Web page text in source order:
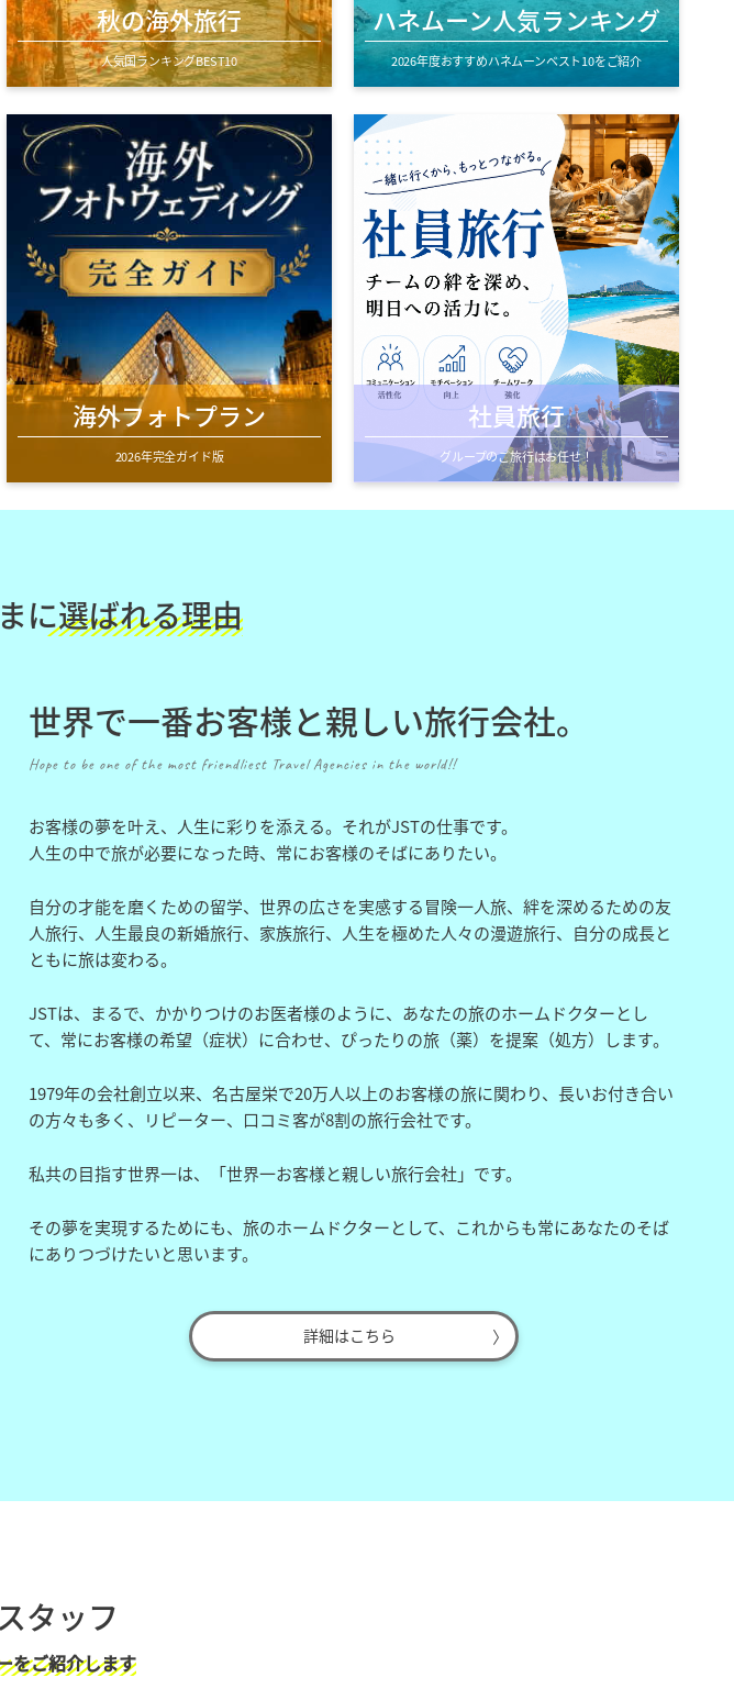
秋の海外旅行
人気国ランキングBEST10
ハネムーン人気ランキング
2026年度おすすめハネムーンベスト10をご紹介
海外フォトプラン
2026年完全ガイド版
社員旅行
グループのご旅行はお任せ！
に選ばれる理由
世界で一番お客様と親しい旅行会社。
Hope to be one of the most friendliest Travel Agencies in the world!!
お客様の夢を叶え、人生に彩りを添える。それがJSTの仕事です。
人生の中で旅が必要になった時、常にお客様のそばにありたい。
自分の才能を磨くための留学、世界の広さを実感する冒険一人旅、絆を深めるための友
人旅行、人生最良の新婚旅行、家族旅行、人生を極めた人々の漫遊旅行、自分の成長と
ともに旅は変わる。
JSTは、まるで、かかりつけのお医者様のように、あなたの旅のホームドクターとし
て、常にお客様の希望（症状）に合わせ、ぴったりの旅（薬）を提案（処方）します。
1979年の会社創立以来、名古屋栄で20万人以上のお客様の旅に関わり、長いお付き合い
の方々も多く、リピーター、口コミ客が8割の旅行会社です。
私共の目指す世界一は、「世界一お客様と親しい旅行会社」です。
その夢を実現するためにも、旅のホームドクターとして、これからも常にあなたのそば
にありつづけたいと思います。
詳細はこちら
タッフ
をご紹介します